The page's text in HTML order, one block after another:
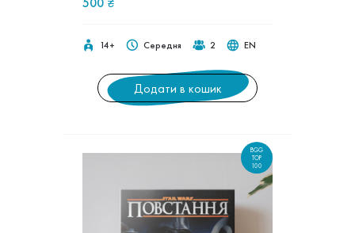
14+ Середня 2 EN
Додати в кошик
BGG
TOP
100